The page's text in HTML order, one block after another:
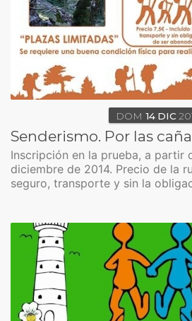
DOM 14 DIC
Senderismo. Por las
Inscripción en la prueba, a partir
diciembre de 2014. Precio de la
seguro, transporte y sin la